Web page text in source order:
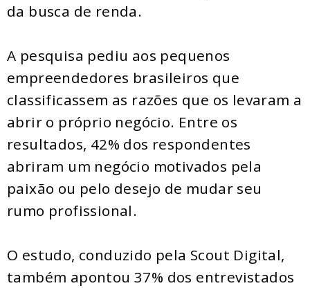
da busca de renda.
A pesquisa pediu aos pequenos
empreendedores brasileiros que
classificassem as razões que os levaram a
abrir o próprio negócio. Entre os
resultados, 42% dos respondentes
abriram um negócio motivados pela
paixão ou pelo desejo de mudar seu
rumo profissional.
O estudo, conduzido pela Scout Digital,
também apontou 37% dos entrevistados